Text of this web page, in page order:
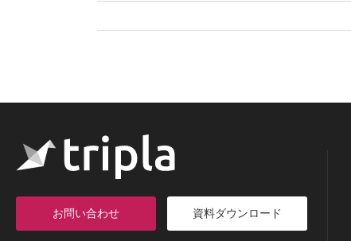
お問い合わせ 資料ダウンロード